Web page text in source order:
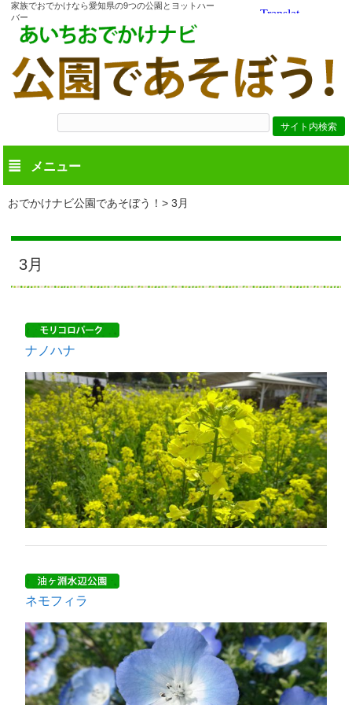
家族でおでかけなら愛知県の9つの公園とヨットハー
バー
メニュー
おでかけナビ公園であそぼう！ 3月
3月
ナノハナ
ネモフィラ